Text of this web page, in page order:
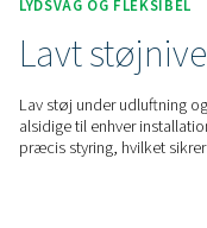
rensedyser. Den
rensningstab,
DRIFTSSIKKER
Ensartet